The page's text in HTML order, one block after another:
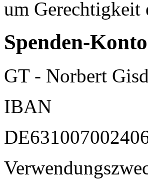
um Gerechtigkeit
Spenden-Konto
GT - Norbert
IBAN